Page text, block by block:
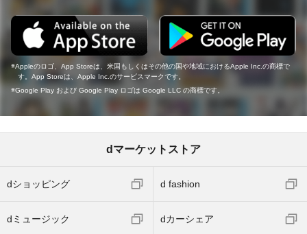
Appleのロゴ、App Storeは、米国もしくはその他の国や地域におけるApple Inc.の商標で
す。App Storeは、Apple Inc.のサービスマークです。
Google Play および Google Play ロゴは Google LLC の商標です。
dマーケットストア
dショッピング d fashion
dミュージック dカーシェア